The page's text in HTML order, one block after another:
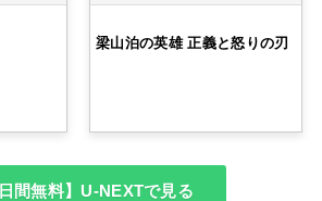
梁山泊の英雄 正義と怒りの刃
日間無料】U-NEXTで見る